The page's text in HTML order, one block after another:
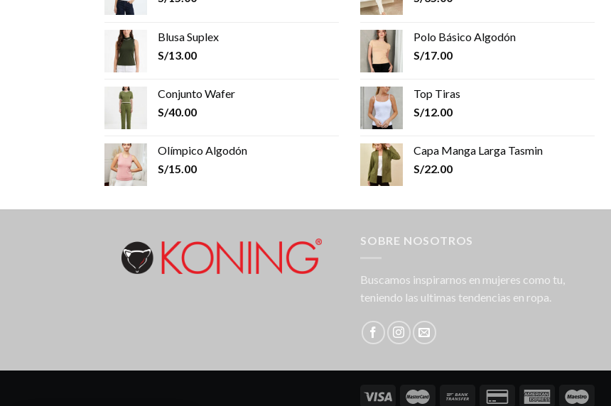
Blusa Suplex
S/13.00
Conjunto Wafer
S/40.00
Olímpico Algodón
S/15.00
Polo Básico Algodón
S/17.00
Top Tiras
S/12.00
Capa Manga Larga Tasmin
S/22.00
SOBRE NOSOTROS
Buscamos inspirarnos en mujeres como tu,
teniendo las ultimas tendencias en ropa.